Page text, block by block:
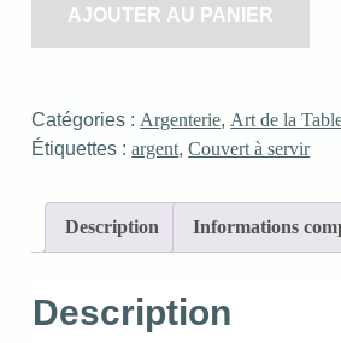
AJOUTER AU PANIER
Catégories : Argenterie, Art de la
Étiquettes :argent,Couvert à servir
Description Informations
Description